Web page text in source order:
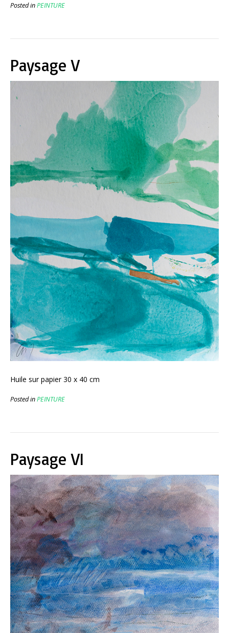
Posted inPEINTURE
Paysage V
Huile sur papier 30 x 40 cm
Posted inPEINTURE
Paysage VI